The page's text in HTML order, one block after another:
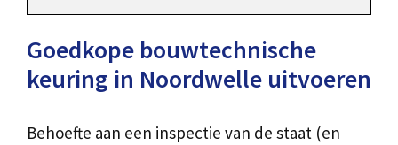
Goedkope bouwtechnische
keuring in Noordwelle uitvoeren
Behoefte aan een inspectie van de staat (en